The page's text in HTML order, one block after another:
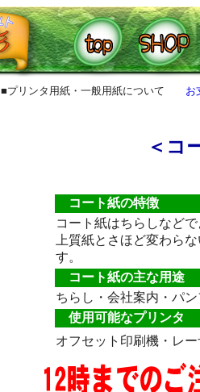
■プリンタ用紙・一般用紙について お
＜コ
コート紙の特徴
コート紙はちらしなど
上質紙とさほど変わら
す。
コート紙の主な用途
ちらし・会社案内・パ
使用可能なプリンタ
オフセット印刷機・レ